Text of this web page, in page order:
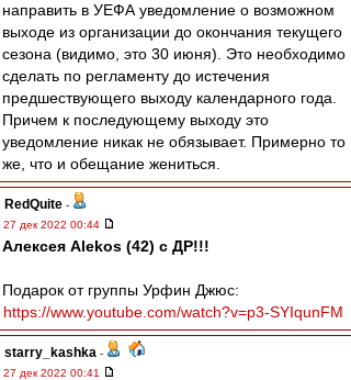
направить в УЕФА уведомление о возможном
выходе из организации до окончания текущего
сезона (видимо, это 30 июня). Это необходимо
сделать по регламенту до истечения
предшествующего выходу календарного года.
Причем к последующему выходу это
уведомление никак не обязывает. Примерно то
же, что и обещание жениться.
RedQuite -
27 дек 2022 00:44
Алексея Alekos (42) с ДР!!!
Подарок от группы Урфин Джюс:
https://www.youtube.com/watch?v=p3-SYIqunFM
starry_kashka -
27 дек 2022 00:41